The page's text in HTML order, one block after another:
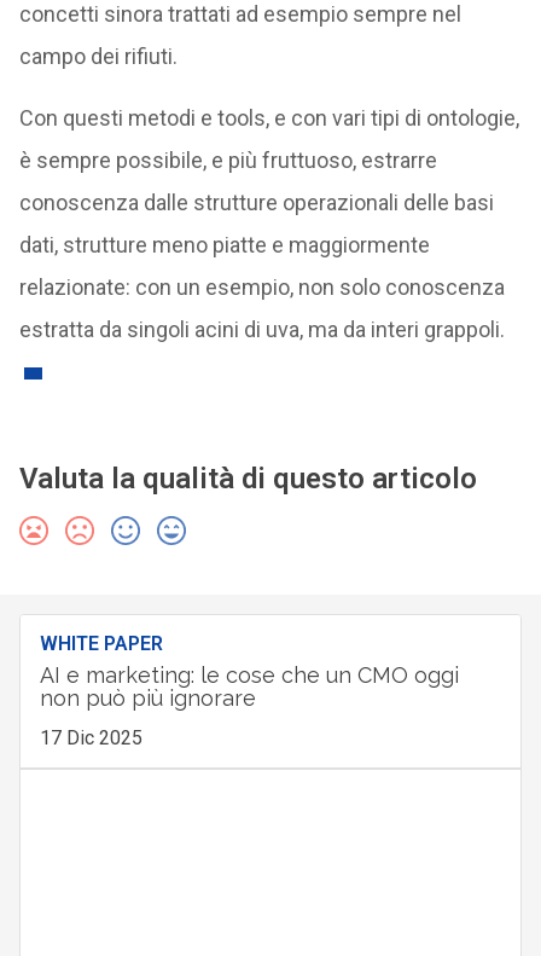
concetti sinora trattati ad esempio sempre nel
campo dei rifiuti.
Con questi metodi e tools, e con vari tipi di ontologie,
è sempre possibile, e più fruttuoso, estrarre
conoscenza dalle strutture operazionali delle basi
dati, strutture meno piatte e maggiormente
relazionate: con un esempio, non solo conoscenza
estratta da singoli acini di uva, ma da interi grappoli.
Valuta la qualità di questo articolo
WHITE PAPER
AI e marketing: le cose che un CMO oggi
non può più ignorare
17 Dic 2025